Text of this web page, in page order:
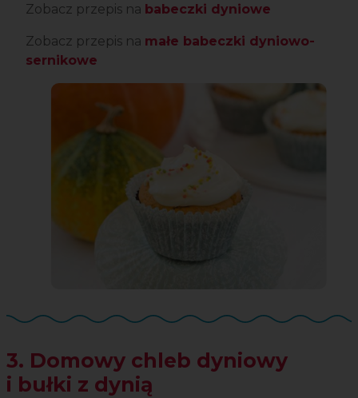
Zobacz przepis na babeczki dyniowe
Zobacz przepis na małe babeczki dyniowo-
sernikowe
3. Domowy chleb dyniowy
i bułki z dynią